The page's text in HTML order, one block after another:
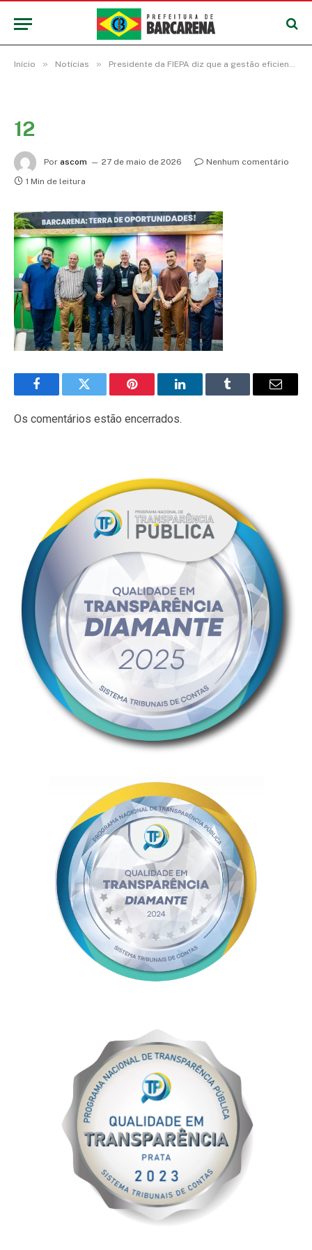
Início » Notícias » Presidente da FIEPA diz que a gestão eficiente da prefeitura de Barcarena é fator determinante para o crescimento e fortalecimento da indústria
12
Por ascom 27 de maio de 2026
Nenhum comentário
1 Min de leitura
FacebookTwitter Pinterest LinkedInTumblr
E-
Os comentários estão encerrados.